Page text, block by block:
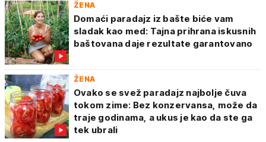
ŽENA
Domaći paradajz iz bašte biće vam
sladak kao med: Tajna prihrana iskusnih
baštovana daje rezultate garantovano
ŽENA
Ovako se svež paradajz najbolje čuva
tokom zime: Bez konzervansa, može da
traje godinama, a ukus je kao da ste ga
tek ubrali